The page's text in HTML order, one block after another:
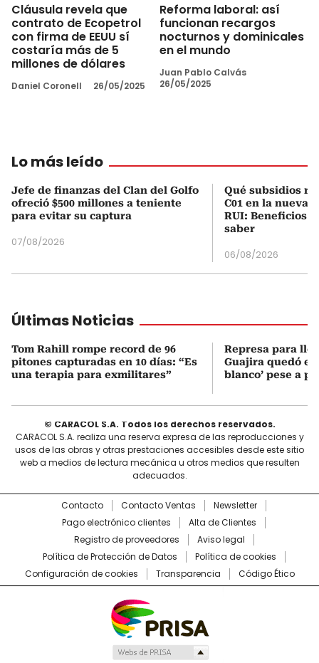
Cláusula revela que
contrato de Ecopetrol
con firma de EEUU sí
costaría más de 5
millones de dólares
Daniel Coronell 26/05/2025
Reforma laboral: así
funcionan recargos
nocturnos y dominicales
en el mundo
Juan Pablo Calvás
26/05/2025
Lo más leído
Jefe de finanzas del Clan del Golfo
ofreció $500 millones a teniente
para evitar su captura
07/08/2026
Qué subsidios
C01 en la nueva
RUI: Beneficios
saber
06/08/2026
Últimas Noticias
Tom Rahill rompe record de 96
pitones capturadas en 10 días: “Es
una terapia para exmilitares”
Represa para
Guajira quedó en
blanco’ pese a
© CARACOL S.A. Todos los derechos reservados.
CARACOL S.A. realiza una reserva expresa de las reproducciones y
usos de las obras y otras prestaciones accesibles desde este sitio
web a medios de lectura mecánica u otros medios que resulten
adecuados.
Contacto Contacto Ventas
Newsletter
Pago electrónico clientes
Alta de Clientes
Registro de proveedores
Aviso legal
Política de Protección de Datos
Política de cookies
Configuración de cookies
Transparencia Código Ético